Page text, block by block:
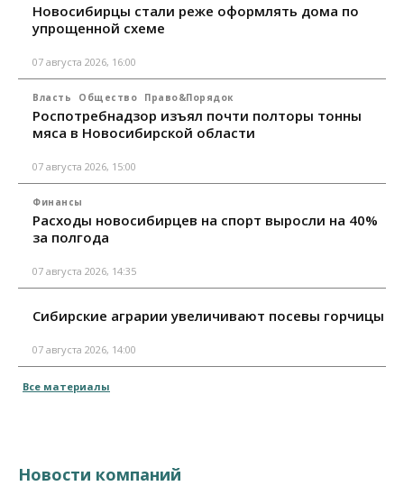
Новосибирцы стали реже оформлять дома по
упрощенной схеме
07 августа 2026, 16:00
Власть Общество Право&Порядок
Роспотребнадзор изъял почти полторы тонны
мяса в Новосибирской области
07 августа 2026, 15:00
Финансы
Расходы новосибирцев на спорт выросли на 40%
за полгода
07 августа 2026, 14:35
Сибирские аграрии увеличивают посевы горчицы
07 августа 2026, 14:00
Все материалы
Новости компаний